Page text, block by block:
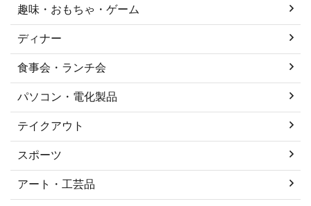
趣味・おもちゃ・ゲーム
ディナー
食事会・ランチ会
パソコン・電化製品
テイクアウト
スポーツ
アート・工芸品